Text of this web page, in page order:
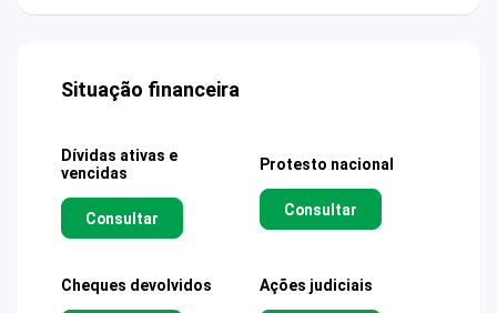
Situação financeira
Dívidas ativas e
vencidas
Consultar
Protesto nacional
Consultar
Cheques devolvidos Ações judiciais